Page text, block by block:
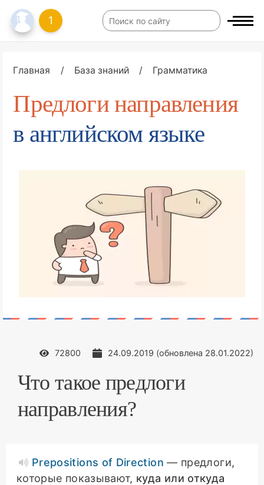
1
Главная / База знаний / Грамматика
Предлогинаправления
в английском языке
72800 24.09.2019 (обновлена 28.01.2022)
Что такое предлоги
направления?
Prepositions of Direction — предлоги,
которые показывают, куда или откуда